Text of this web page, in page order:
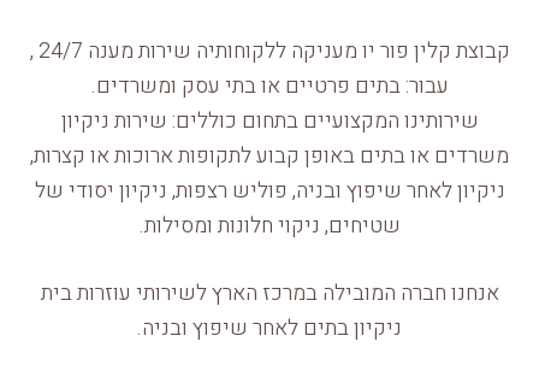
קבוצת קלין פור יו מעניקה ללקוחותיה שירות מענה 24/7 ,
עבור: בתים פרטיים או בתי עסק ומשרדים.
שירותינו המקצועיים בתחום כוללים: שירות ניקיון
משרדים או בתים באופן קבוע לתקופות ארוכות או קצרות,
ניקיון לאחר שיפוץ ובניה, פוליש רצפות, ניקיון יסודי של
שטיחים, ניקוי חלונות ומסילות.
אנחנו חברה המובילה במרכז הארץ לשירותי עוזרות בית
ניקיון בתים לאחר שיפוץ ובניה.